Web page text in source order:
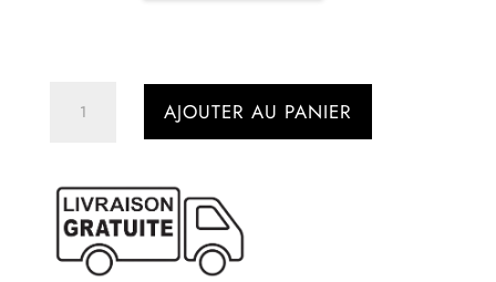
trucker
de
pêche
AJOUTER AU PANIER